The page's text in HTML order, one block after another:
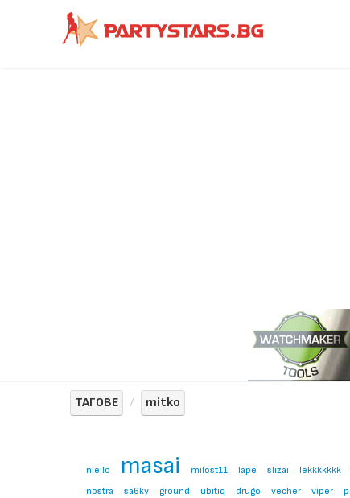
ТАГОВЕ mitko
niello masai milost11 lape slizai lekkkkkkk
nostra
sa6ky ground ubitiq drugo vecher viper